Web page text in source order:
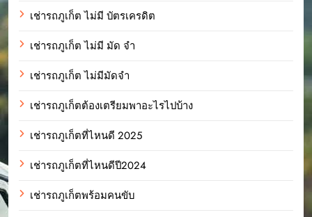
เช่ารถภูเก็ต ไม่มี บัตรเครดิต
เช่ารถภูเก็ต ไม่มี มัด จํา
เช่ารถภูเก็ต ไม่มีมัดจำ
เช่ารถภูเก็ตต้องเตรียมพาอะไรไปบ้าง
เช่ารถภูเก็ตที่ไหนดี 2025
เช่ารถภูเก็ตที่ไหนดีปี2024
เช่ารถภูเก็ตพร้อมคนขับ